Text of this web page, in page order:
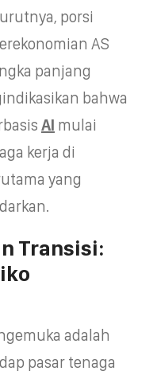
porsi
AS
panjang
bahwa
AI mulai
kerja di
yang
Transisi:
adalah
pasar tenaga